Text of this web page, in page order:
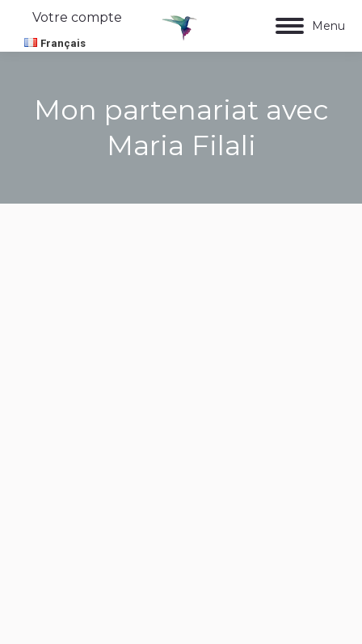
Menu
Votre compte
Français
Mon partenariat avec
Maria Filali